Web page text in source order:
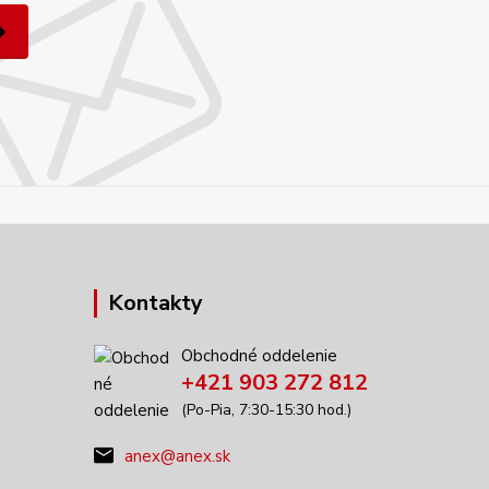
Kontakty
Obchodné oddelenie
+421 903 272 812
(Po-Pia, 7:30-15:30 hod.)
anex@anex.sk